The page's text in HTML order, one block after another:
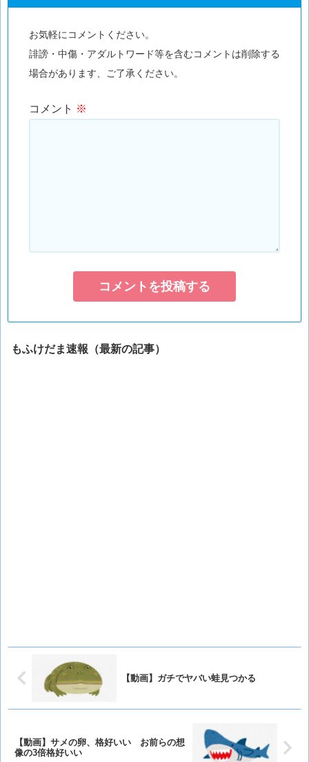
お気軽にコメントください。
誹謗・中傷・アダルトワード等を含むコメントは削除する
場合があります、ご了承ください。
コメント ※
もふけだま速報（最新の記事）
【動画】ガチでヤバい蛙見つかる
【動画】サメの卵、格好いい お前らの想
像の3倍格好いい